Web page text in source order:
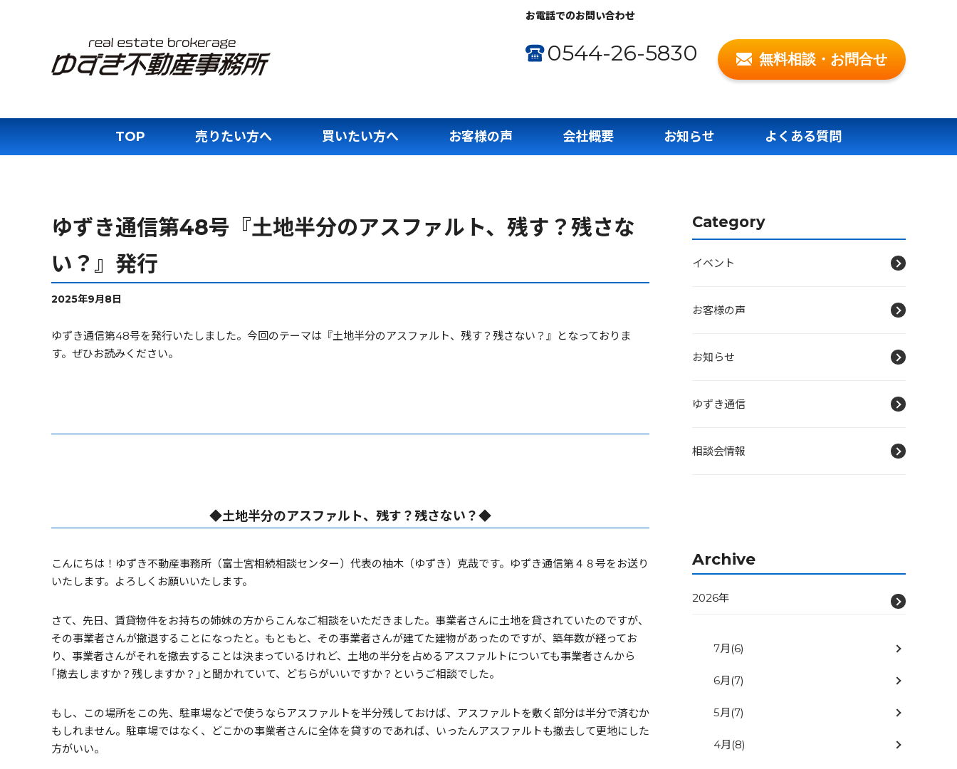
お電話でのお問い合わせ
0544-26-5830 無料相談・お問合せ
TOP 売りたい方へ 買いたい方へ お客様の声 会社概要 お知らせ よくある質問
ゆずき通信第48号『土地半分のアスファルト、残す？残さな
い？』発行
2025年9月8日
ゆずき通信第48号を発行いたしました。今回のテーマは『土地半分のアスファルト、残す？残さない？』となっておりま
す。ぜひお読みください。
◆土地半分のアスファルト、残す？残さない？◆
こんにちは！ゆずき不動産事務所（富士宮相続相談センター）代表の柚木（ゆずき）克哉です。ゆずき通信第４８号をお送り
いたします。よろしくお願いいたします。
さて、先日、賃貸物件をお持ちの姉妹の方からこんなご相談をいただきました。事業者さんに土地を貸されていたのですが、
その事業者さんが撤退することになったと。もともと、その事業者さんが建てた建物があったのですが、築年数が経ってお
り、事業者さんがそれを撤去することは決まっているけれど、土地の半分を占めるアスファルトについても事業者さんから
｢撤去しますか？残しますか？｣と聞かれていて、どちらがいいですか？というご相談でした。
もし、この場所をこの先、駐車場などで使うならアスファルトを半分残しておけば、アスファルトを敷く部分は半分で済むか
もしれません。駐車場ではなく、どこかの事業者さんに全体を貸すのであれば、いったんアスファルトも撤去して更地にした
方がいい。
Category
イベント
お客様の声
お知らせ
ゆずき通信
相談会情報
Archive
2026年
7月 (6)
6月 (7)
5月 (7)
4月 (8)